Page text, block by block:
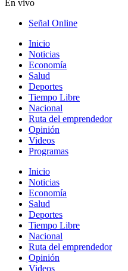
En vivo
Señal Online
Inicio
Noticias
Economía
Salud
Deportes
Tiempo Libre
Nacional
Ruta del emprendedor
Opinión
Videos
Programas
Inicio
Noticias
Economía
Salud
Deportes
Tiempo Libre
Nacional
Ruta del emprendedor
Opinión
Videos